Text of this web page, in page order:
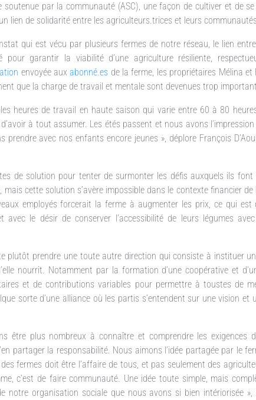
soutenue par la communauté (ASC), une façon de cultiver et de
lien de solidarité entre les agriculteurs.trices et leurs
qui est vécu par plusieurs fermes de notre réseau, le lien
pour garantir la viabilité d’une agriculture résiliente,
envoyée auxabonné.es de la ferme, les propriétaires Mélina
que la charge de travail et mentale sont devenues trop
heures de travail en haute saison qui varie entre 60 à 80
à tout assumer. Les étés passent et nous avons l’impression
prendre avec nos enfants encore jeunes », déplore François
de solution pour tenter de surmonter les défis auxquels ils font
mais cette solution s’avère impossible dans le contexte financier
employés forcerait la ferme à augmenter les prix, ce qui est
avec le désir de conserver l’accessibilité de leurs légumes
plutôt prendre une toute autre direction qui consiste à instituer
nourrit. Notamment par la formation d’une coopérative et
et de contributions variables pour permettre à toustes de
sorte d’une alliance où les partis s’entendent sur une vision
être plus nombreux à connaître et comprendre les exigences
partager la responsabilité. Nous aimons l’idée partagée par le
fermes doit être l’affaire de tous, et pas seulement des
c’est de faire communauté. Une idée toute simple, mais
notre organisation sociale que nous avons si bien intériorisée »,